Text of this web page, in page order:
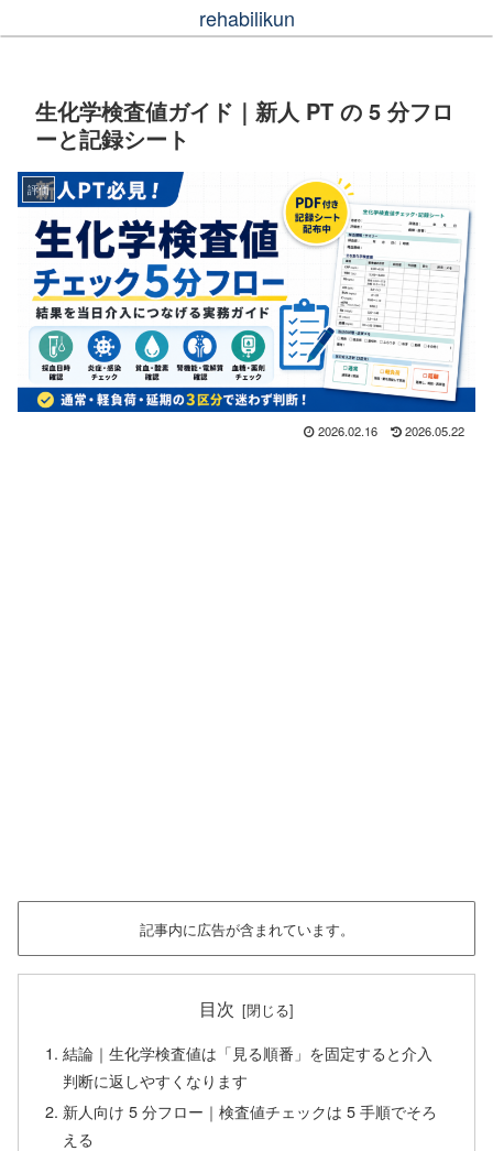
rehabilikun
生化学検査値ガイド｜新人 PT の 5 分フロ
ーと記録シート
評価
2026.02.16 2026.05.22
記事内に広告が含まれています。
目次
結論｜生化学検査値は「見る順番」を固定すると介入
判断に返しやすくなります
新人向け 5 分フロー｜検査値チェックは 5 手順でそろ
える